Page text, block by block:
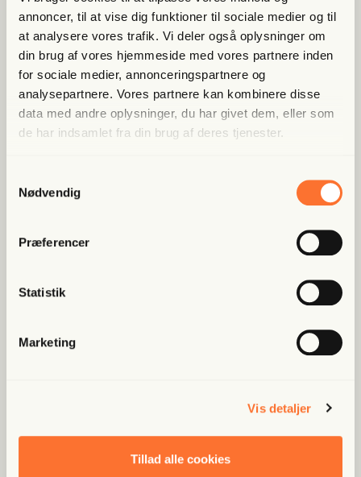
annoncer, til at vise dig funktioner til sociale medier og til
at analysere vores trafik. Vi deler også oplysninger om
din brug af vores hjemmeside med vores partnere inden
for sociale medier, annonceringspartnere og
analysepartnere. Vores partnere kan kombinere disse
data med andre oplysninger, du har givet dem, eller som
de har indsamlet fra din brug af deres tjenester.
Nødvendig
Præferencer
Statistik
Marketing
Vis detaljer
Tillad alle cookies
par­ti.
Lige nu kan duspa­re 40%
Populære artikler